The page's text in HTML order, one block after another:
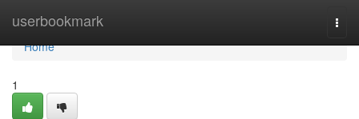
userbookmark
Home
Home
1